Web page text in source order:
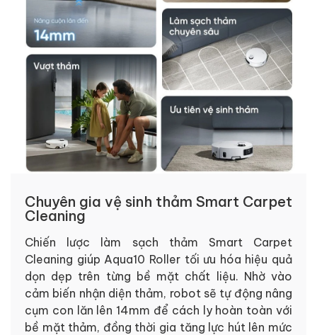
Chuyên gia vệ sinh thảm Smart Carpet
Cleaning
Chiến lược làm sạch thảm Smart Carpet
Cleaning giúp Aqua10 Roller tối ưu hóa hiệu quả
dọn dẹp trên từng bề mặt chất liệu. Nhờ vào
cảm biến nhận diện thảm, robot sẽ tự động nâng
cụm con lăn lên 14mm để cách ly hoàn toàn với
bề mặt thảm, đồng thời gia tăng lực hút lên mức